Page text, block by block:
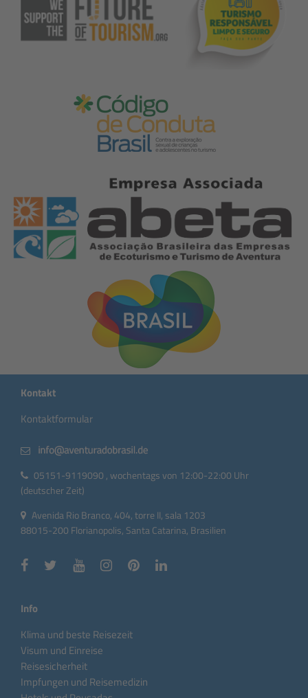
Kontakt
Kontaktformular
05151-9119090 , wochentags von 12:00-22:00 Uhr
(deutscher Zeit)
Avenida Rio Branco, 404, torre II, sala 1203
88015-200 Florianopolis, Santa Catarina, Brasilien
Info
Klima und beste Reisezeit
Visum und Einreise
Reisesicherheit
Impfungen und Reisemedizin